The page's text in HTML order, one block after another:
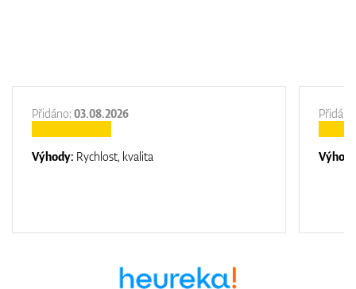
Přidáno: 03.08.2026
Výhody: Rychlost, kvalita